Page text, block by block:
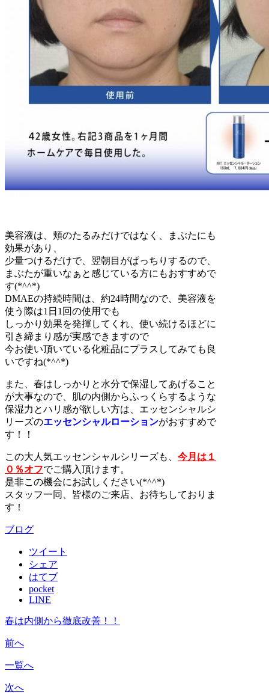
美容液は、頬のたるみだけではなく、まぶたにも
効果があり、
少量つけるだけで、翌朝目がぱっちりするので、
まぶたが重いなぁと感じている方にもおすすめで
す(*^^*)
DMAEの持続時間は、約24時間なので、美容液を
使う際は1日1回の使用でも
しっかり効果を発揮してくれ、使い続けるほどに
引き締まり感が実感できますので
今お使い頂いている化粧品にプラスしてみても良
いですね(*^^*)
また、春はしっかりと水分で保湿してあげること
が大事なので、肌の内側からふっくらするような
保湿力とハリ感が欲しい方は、エッセンシャルシ
リーズのエッセンシャルローションがおすすめで
す！！
この大人気エッセンシャルシリーズも、 今月は１
０％オフでご購入頂けます。
是非この機会にお試しください(*^^*)
スタッフ一同、皆様のご来店、お待ちしておりま
す！
ブログ
ツイート
シェア
はてブ
pocket
LINE
春は内側から徹底改善！！
前へ
一覧へ
次へ